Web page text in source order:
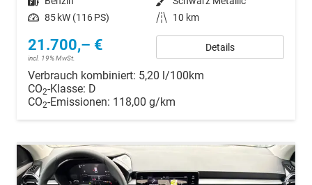
Leistung 85 kW (116 PS) Kilometerstand 10 km
21.700,– €
incl. 19% MwSt.
Details
Verbrauch kombiniert: 5,20 l/100km
CO2-Klasse: D
CO2-Emissionen: 118,00 g/km